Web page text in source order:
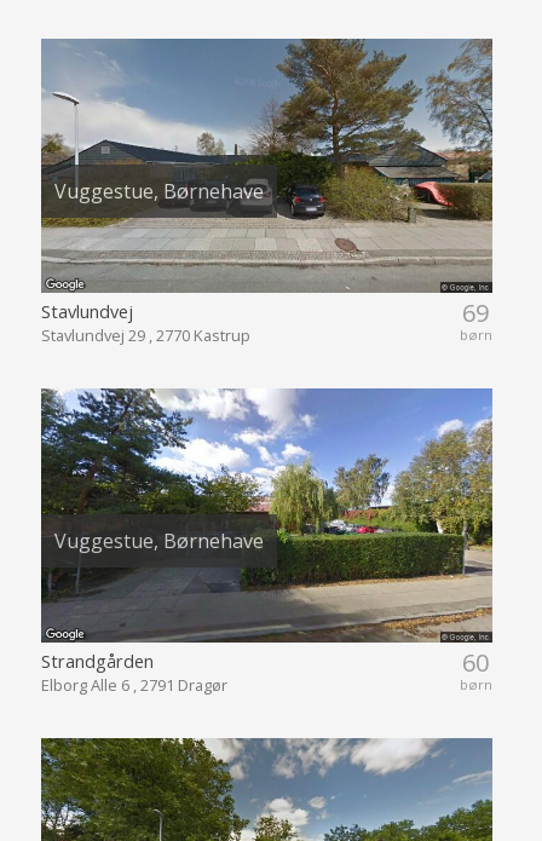
Vuggestue, Børnehave
69
børn
Stavlundvej
Stavlundvej 29 , 2770 Kastrup
Vuggestue, Børnehave
60
børn
Strandgården
Elborg Alle 6 , 2791 Dragør